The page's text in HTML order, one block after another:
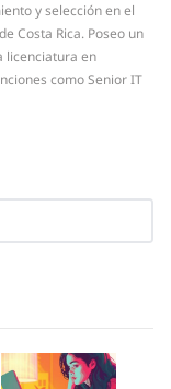
y selección en el
Costa Rica. Poseo un
licenciatura en
como Senior IT